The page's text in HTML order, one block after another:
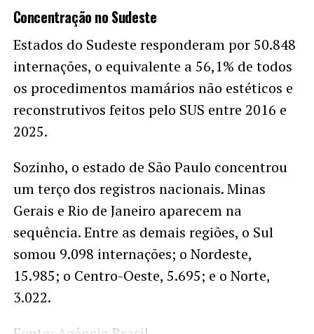
Concentração no Sudeste
Estados do Sudeste responderam por 50.848
internações, o equivalente a 56,1% de todos
os procedimentos mamários não estéticos e
reconstrutivos feitos pelo SUS entre 2016 e
2025.
Sozinho, o estado de São Paulo concentrou
um terço dos registros nacionais. Minas
Gerais e Rio de Janeiro aparecem na
sequência. Entre as demais regiões, o Sul
somou 9.098 internações; o Nordeste,
15.985; o Centro-Oeste, 5.695; e o Norte,
3.022.